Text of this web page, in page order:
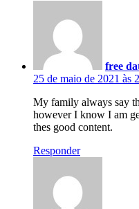
free
25 de maio de 2021 às
My family always say
however I know I am
thes good content.
Responder